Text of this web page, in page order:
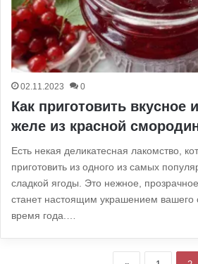
02.11.2023 0
Как приготовить вкусное
желе из красной
Есть некая деликатесная лакомство,
приготовить из одного из самых
сладкой ягоды. Это нежное,
станет настоящим украшением вашего
время года.…